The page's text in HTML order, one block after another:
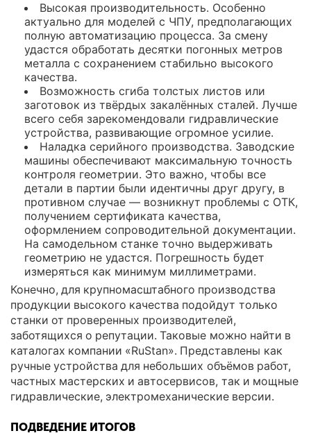
Высокая производительность. Особенно
актуально для моделей с ЧПУ, предполагающих
полную автоматизацию процесса. За смену
удастся обработать десятки погонных метров
металла с сохранением стабильно высокого
качества.
Возможность сгиба толстых листов или
заготовок из твёрдых закалённых сталей. Лучше
всего себя зарекомендовали гидравлические
устройства, развивающие огромное усилие.
Наладка серийного производства. Заводские
машины обеспечивают максимальную точность
контроля геометрии. Это важно, чтобы все
детали в партии были идентичны друг другу, в
противном случае — возникнут проблемы с ОТК,
получением сертификата качества,
оформлением сопроводительной документации.
На самодельном станке точно выдерживать
геометрию не удастся. Погрешность будет
измеряться как минимум миллиметрами.
Конечно, для крупномасштабного производства
продукции высокого качества подойдут только
станки от проверенных производителей,
заботящихся о репутации. Таковые можно найти в
каталогах компании «RuStan». Представлены как
ручные устройства для небольших объёмов работ,
частных мастерских и автосервисов, так и мощные
гидравлические, электромеханические версии.
ПОДВЕДЕНИЕ ИТОГОВ